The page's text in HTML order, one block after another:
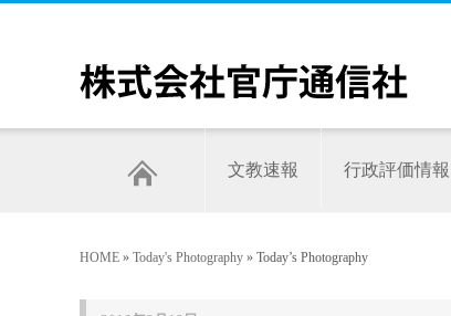
文教速報 行政評価情報
HOME » Today's Photography » Today’s Photography